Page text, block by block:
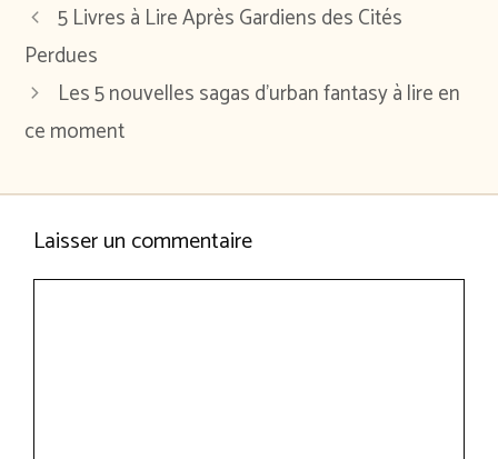
5 Livres à Lire Après Gardiens des Cités
Perdues
Les 5 nouvelles sagas d’urban fantasy à lire en
ce moment
Laisser un commentaire